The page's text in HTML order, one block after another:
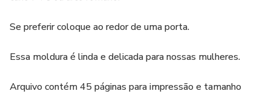
Se preferir coloque ao redor de uma porta.
Essa moldura é linda e delicada para nossas mulheres.
Arquivo contém 45 páginas para impressão e tamanho